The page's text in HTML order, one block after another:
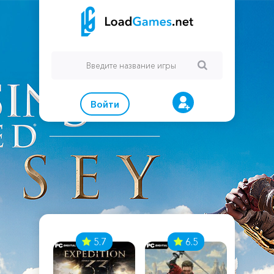
Войти
5.7 6.5